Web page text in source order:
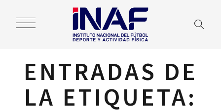
ENTRADAS DE
LA ETIQUETA: